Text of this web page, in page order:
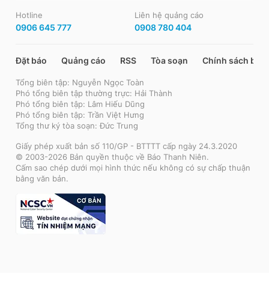
Hotline
0906 645 777
Liên hệ quảng cáo
0908 780 404
Đặt báo Quảng cáo RSS Tòa soạn Chính sách bảo
Tổng biên tập: Nguyễn Ngọc Toàn
Phó tổng biên tập thường trực: Hải Thành
Phó tổng biên tập: Lâm Hiếu Dũng
Phó tổng biên tập: Trần Việt Hưng
Tổng thư ký tòa soạn: Đức Trung
Giấy phép xuất bản số 110/GP - BTTTT cấp ngày 24.3.2020
© 2003-2026 Bản quyền thuộc về Báo Thanh Niên.
Cấm sao chép dưới mọi hình thức nếu không có sự chấp thuận
bằng văn bản.